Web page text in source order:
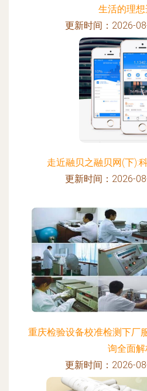
生活的理想
更新时间：2026-
走近融贝之融贝网(下):
更新时间：2026-
重庆检验设备校准检测下厂
询全面
更新时间：2026-